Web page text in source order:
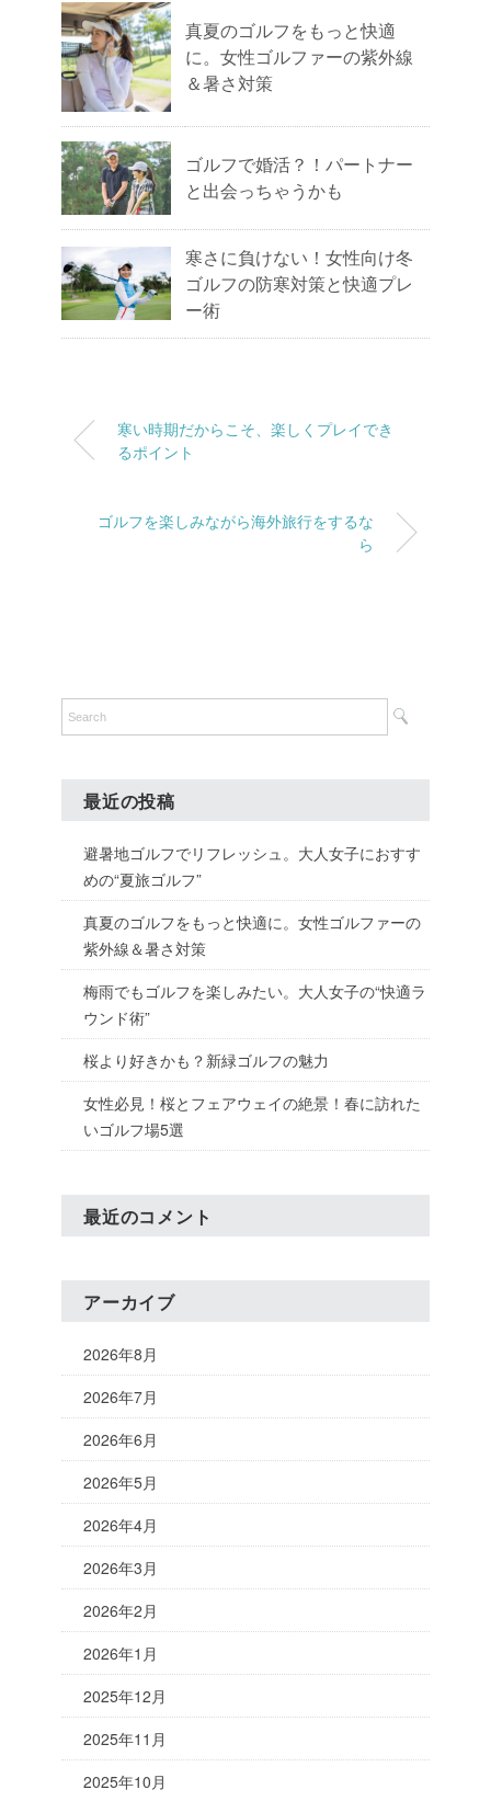
真夏のゴルフをもっと快適
に。女性ゴルファーの紫外線
＆暑さ対策
ゴルフで婚活？！パートナー
と出会っちゃうかも
寒さに負けない！女性向け冬
ゴルフの防寒対策と快適プレ
ー術
寒い時期だからこそ、楽しくプレイでき
るポイント
ゴルフを楽しみながら海外旅行をするな
ら
最近の投稿
避暑地ゴルフでリフレッシュ。大人女子におすす
めの“夏旅ゴルフ”
真夏のゴルフをもっと快適に。女性ゴルファーの
紫外線＆暑さ対策
梅雨でもゴルフを楽しみたい。大人女子の“快適ラ
ウンド術”
桜より好きかも？新緑ゴルフの魅力
女性必見！桜とフェアウェイの絶景！春に訪れた
いゴルフ場5選
最近のコメント
アーカイブ
2026年8月
2026年7月
2026年6月
2026年5月
2026年4月
2026年3月
2026年2月
2026年1月
2025年12月
2025年11月
2025年10月